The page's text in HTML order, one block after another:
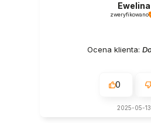
Ewelina
zweryfikowano
Ocena klienta:
0
2025-05-13